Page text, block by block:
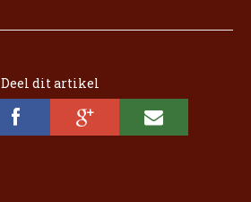
Deel dit artikel